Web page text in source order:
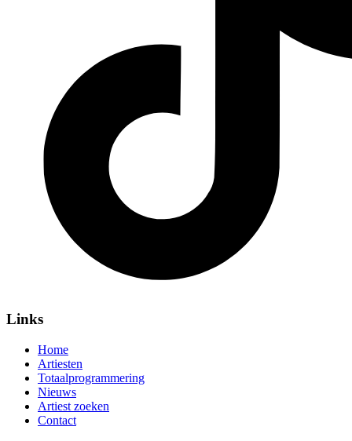
Links
Home
Artiesten
Totaalprogrammering
Nieuws
Artiest zoeken
Contact